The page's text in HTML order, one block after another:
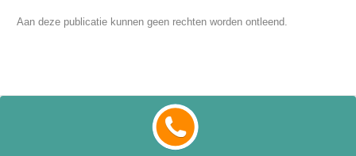
Aan deze publicatie kunnen geen rechten worden ontleend.